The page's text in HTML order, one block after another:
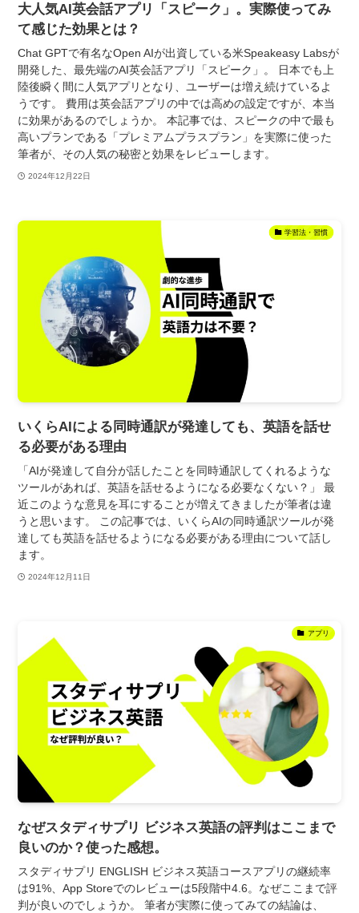
大人気AI英会話アプリ「スピーク」。実際使ってみ
て感じた効果とは？
Chat GPTで有名なOpen AIが出資している米Speakeasy Labsが
開発した、最先端のAI英会話アプリ「スピーク」。 日本でも上
陸後瞬く間に人気アプリとなり、ユーザーは増え続けているよ
うです。 費用は英会話アプリの中では高めの設定ですが、本当
に効果があるのでしょうか。 本記事では、スピークの中で最も
高いプランである「プレミアムプラスプラン」を実際に使った
筆者が、その人気の秘密と効果をレビューします。
2024年12月22日
学習法・習慣
いくらAIによる同時通訳が発達しても、英語を話せ
る必要がある理由
「AIが発達して自分が話したことを同時通訳してくれるような
ツールがあれば、英語を話せるようになる必要なくない？」 最
近このような意見を耳にすることが増えてきましたが筆者は違
うと思います。 この記事では、いくらAIの同時通訳ツールが発
達しても英語を話せるようになる必要がある理由について話し
ます。
2024年12月11日
アプリ
なぜスタディサプリ ビジネス英語の評判はここまで
良いのか？使った感想。
スタディサプリ ENGLISH ビジネス英語コースアプリの継続率
は91%、App Storeでのレビューは5段階中4.6。なぜここまで評
判が良いのでしょうか。 筆者が実際に使ってみての結論は、